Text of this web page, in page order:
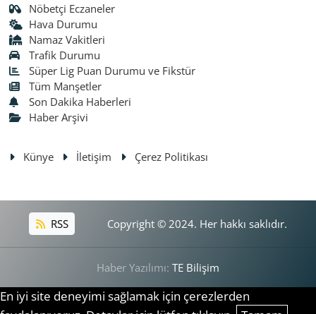
Nöbetçi Eczaneler
Hava Durumu
Namaz Vakitleri
Trafik Durumu
Süper Lig Puan Durumu ve Fikstür
Tüm Manşetler
Son Dakika Haberleri
Haber Arşivi
Künye İletişim Çerez Politikası
RSS Copyright © 2024. Her hakkı saklıdır.
Haber Yazılımı: TE Bilişim
En iyi site deneyimi sağlamak için çerezlerden